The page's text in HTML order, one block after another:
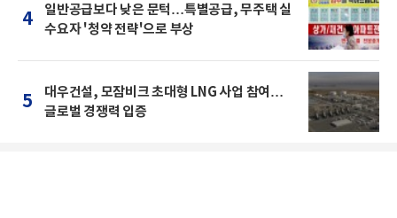
4
일반공급보다 낮은 문턱…특별공급, 무주택 실
수요자 '청약 전략'으로 부상
5
대우건설, 모잠비크 초대형 LNG 사업 참여…
글로벌 경쟁력 입증